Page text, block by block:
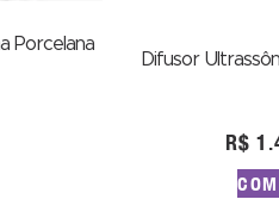
Porcelana
Difusor
R$